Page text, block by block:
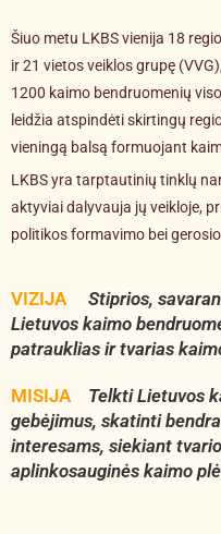
Šiuo metu LKBS vienija 18
ir 21 vietos veiklos grupę
1200 kaimo bendruomenių
leidžia atspindėti skirtingų
vieningą balsą formuojant
LKBS yra tarptautinių tinklų
aktyviai dalyvauja jų veikloje,
politikos formavimo bei
VIZIJA
Stiprios,
Lietuvos kaimo
patrauklias ir tvarias
MISIJA
Telkti Lietuvos
gebėjimus, skatinti
interesams, siekiant
aplinkosauginės kaimo